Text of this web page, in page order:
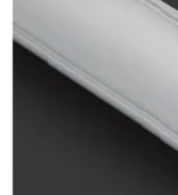
उद्धरण
की